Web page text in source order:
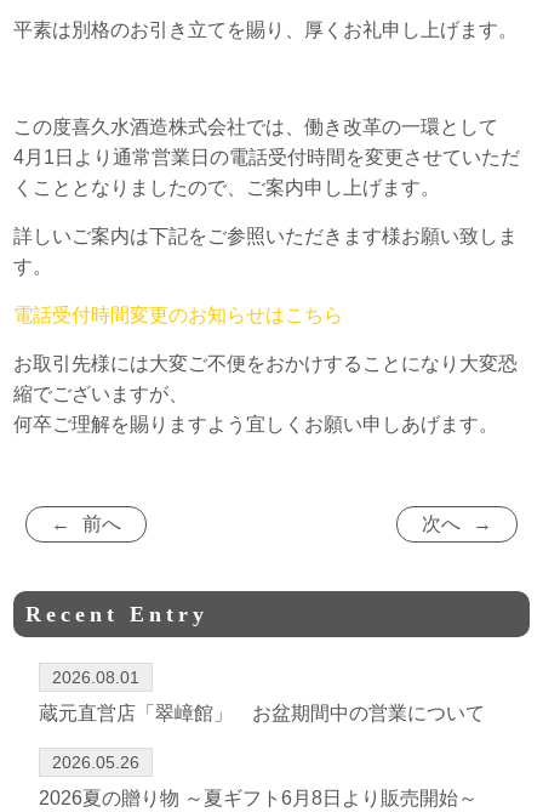
平素は別格のお引き立てを賜り、厚くお礼申し上げます。
この度喜久水酒造株式会社では、働き改革の一環として
4月1日より通常営業日の電話受付時間を変更させていただ
くこととなりましたので、ご案内申し上げます。
詳しいご案内は下記をご参照いただきます様お願い致しま
す。
電話受付時間変更のお知らせはこちら
お取引先様には大変ご不便をおかけすることになり大変恐
縮でございますが、
何卒ご理解を賜りますよう宜しくお願い申しあげます。
前へ 次へ
Recent Entry
2026.08.01
蔵元直営店「翠嶂館」 お盆期間中の営業について
2026.05.26
2026夏の贈り物 ～夏ギフト6月8日より販売開始～